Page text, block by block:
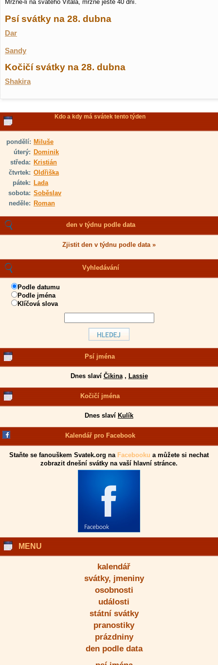
Mrzne-li na svatého Vitala, mrzne ještě 40 dní.
Psí svátky na 28. dubna
Dar
Sandy
Kočičí svátky na 28. dubna
Shakira
Kdo a kdy má svátek tento týden
pondělí: Miluše
úterý: Dominik
středa: Kristián
čtvrtek: Oldřiška
pátek: Lada
sobota: Soběslav
neděle: Roman
den v týdnu podle data
Zjistit den v týdnu podle data »
Vyhledávání
Podle datumu
Podle jména
Klíčová slova
Psí jména
Dnes slaví Čikina, Lassie
Kočičí jména
Dnes slaví Kulík
Kalendář pro Facebook
Staňte se fanouškem Svatek.org na Facebooku a můžete si nechat
zobrazit dnešní svátky na vaší hlavní stránce.
MENU
kalendář
svátky, jmeniny
osobnosti
události
státní svátky
pranostiky
prázdniny
den podle data